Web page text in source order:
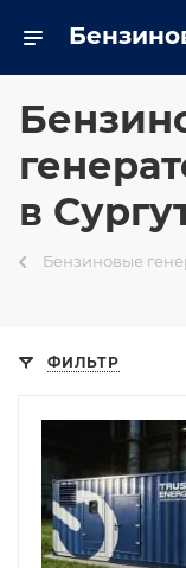
в
Бензиновые
ФИЛЬТР